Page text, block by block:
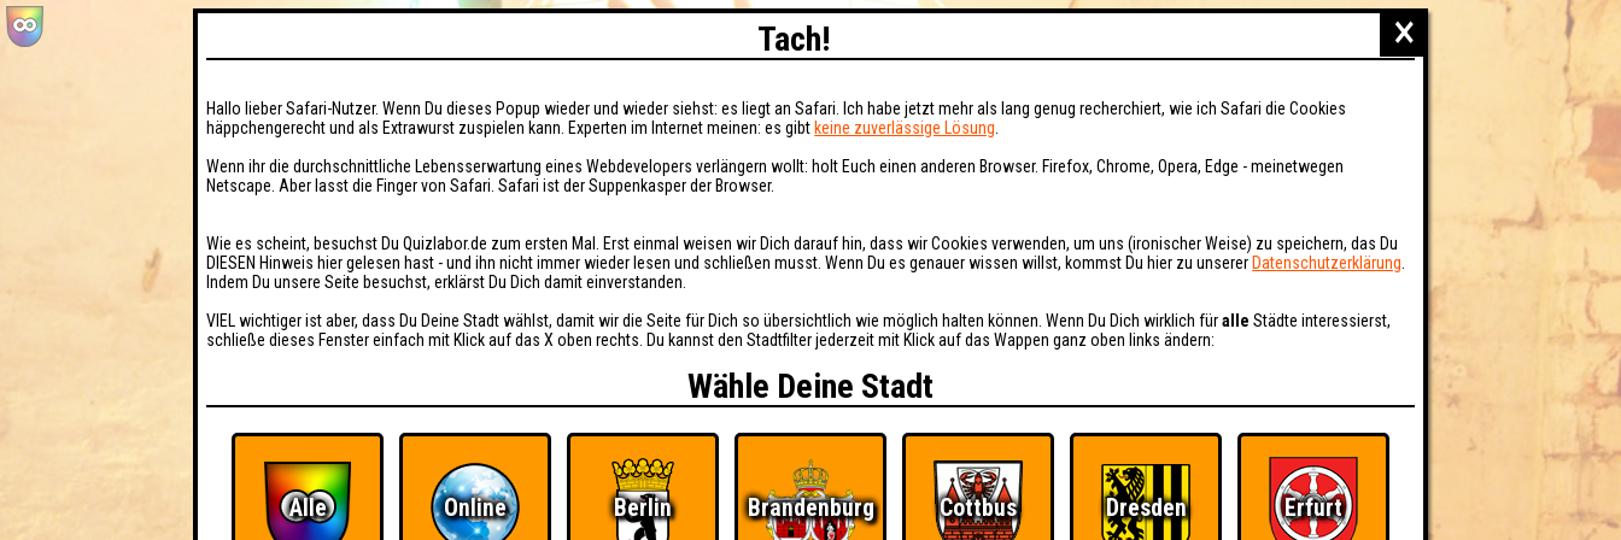
×
Tach!
Hallo lieber Safari-Nutzer. Wenn Du dieses Popup wieder und wieder siehst: es liegt an Safari. Ich habe jetzt mehr als lang genug recherchiert, wie ich Safari die Cookies
häppchengerecht und als Extrawurst zuspielen kann. Experten im Internet meinen: es gibt keine zuverlässige Lösung
Wenn ihr die durchschnittliche Lebensserwartung eines Webdevelopers verlängern wollt: holt Euch einen anderen Browser. Firefox, Chrome, Opera, Edge - meinetwegen
Netscape. Aber lasst die Finger von Safari. Safari ist der Suppenkasper der Browser.
Wie es scheint, besuchst Du Quizlabor.de zum ersten Mal. Erst einmal weisen wir Dich darauf hin, dass wir Cookies verwenden, um uns (ironischer Weise) zu speichern, das Du
DIESEN Hinweis hier gelesen hast - und ihn nicht immer wieder lesen und schließen musst. Wenn Du es genauer wissen willst, kommst Du hier zu unserer Datenschutzerklärung
Indem Du unsere Seite besuchst, erklärst Du Dich damit einverstanden.
VIEL wichtiger ist aber, dass Du Deine Stadt wählst, damit wir die Seite für Dich so übersichtlich wie möglich halten können. Wenn Du Dich wirklich füralle Städte interessierst,
schließe dieses Fenster einfach mit Klick auf das X oben rechts. Du kannst den Stadtfilter jederzeit mit Klick auf das Wappen ganz oben links ändern:
Wähle Deine Stadt
Alle Online Berlin Brandenburg Cottbus Dresden Erfurt